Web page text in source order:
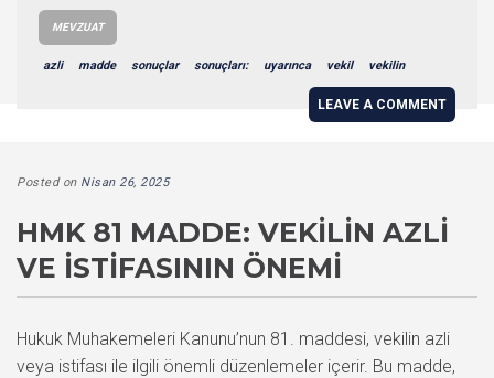
MEVZUAT
azli madde sonuçlar sonuçları: uyarınca vekil vekilin
LEAVE A COMMENT
Posted on Nisan 26, 2025
HMK 81 MADDE: VEKILIN AZLI
VE İSTIFASININ ÖNEMI
Hukuk Muhakemeleri Kanunu’nun 81. maddesi, vekilin azli
veya istifası ile ilgili önemli düzenlemeler içerir. Bu madde,